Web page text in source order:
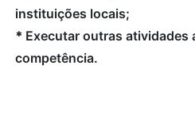
instituições locais;
* Executar outras atividades
competência.